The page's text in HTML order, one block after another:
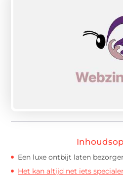
Een luxe ontbijt laten
Het kan altijd net iets